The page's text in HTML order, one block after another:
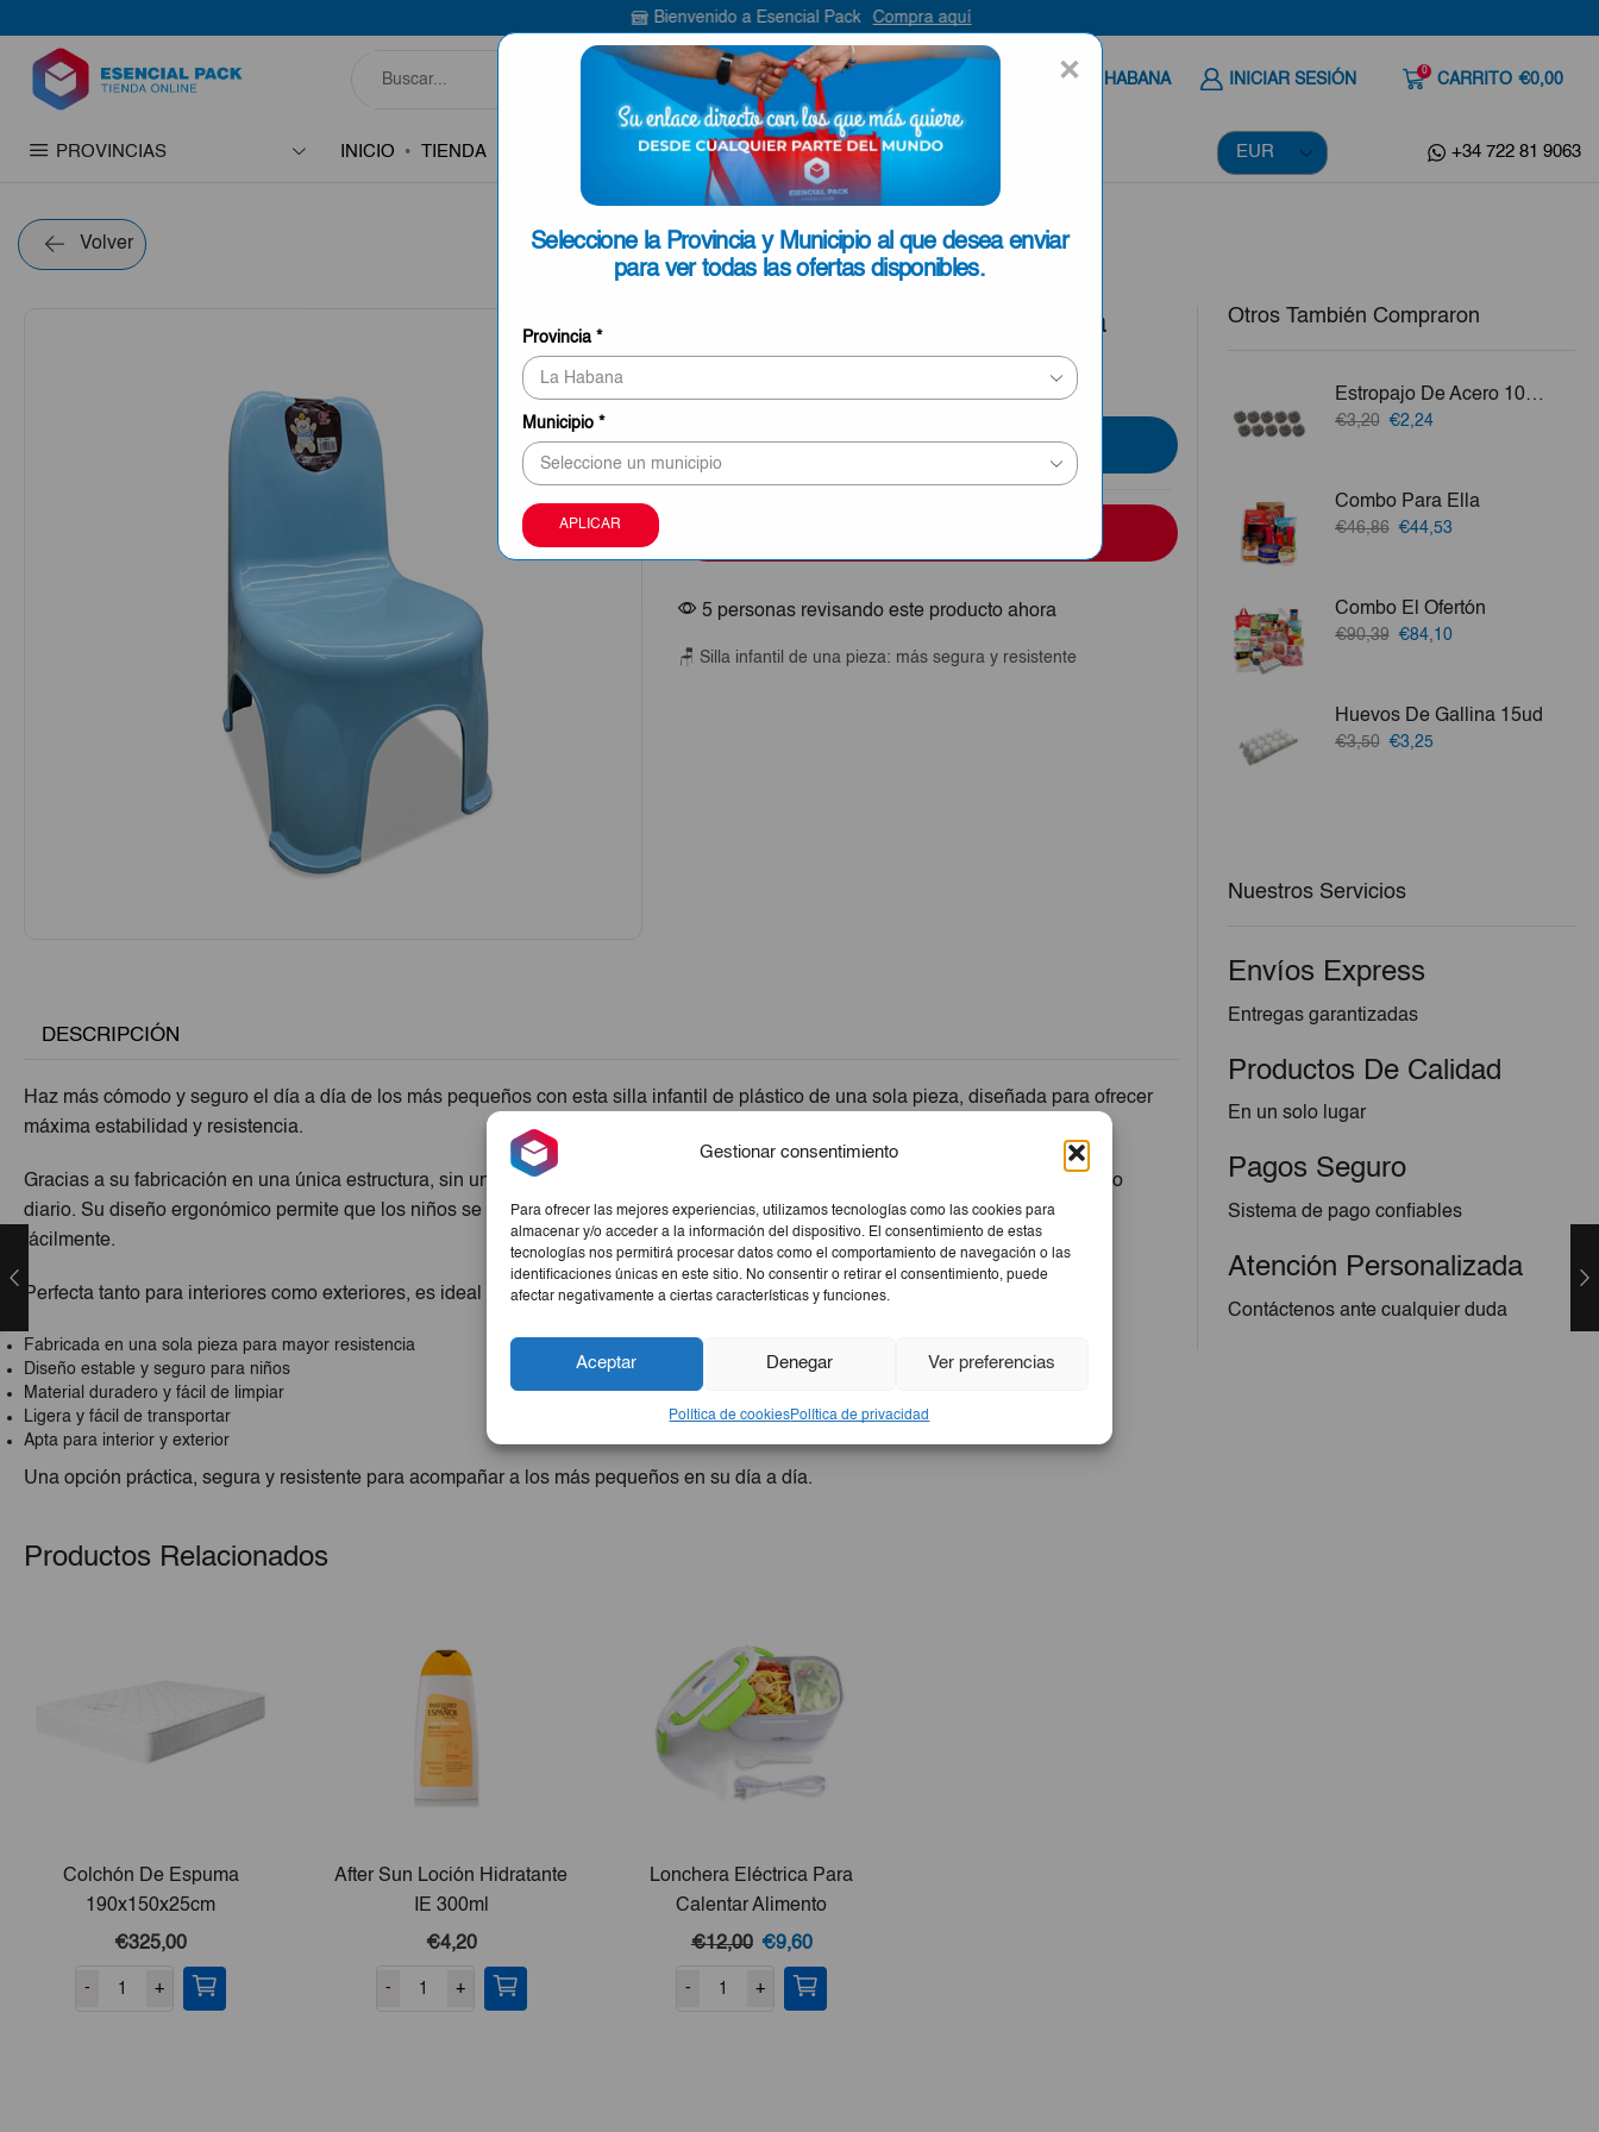
Gestionar consentimiento
Para ofrecer las mejores experiencias, utilizamos tecnologías como las cookies para
almacenar y/o acceder a la información del dispositivo. El consentimiento de estas
tecnologías nos permitirá procesar datos como el comportamiento de navegación o las
identificaciones únicas en este sitio. No consentir o retirar el consentimiento, puede
afectar negativamente a ciertas características y funciones.
Aceptar Denegar Ver preferencias
Política de cookiesPolítica de privacidad
×
Seleccione la Provincia y Municipio al que desea enviar
para ver todas las ofertas disponibles.
Provincia *
Municipio *
APLICAR
Bienvenido a Esencial Pack Compra aquí
SEARCH
INPUT
ENVIAR A LA HABANA INICIAR SESIÓN 0 CARRITO €0,00
PROVINCIAS INICIO TIENDA +34 722 81 9063
Volver
Silla Infantil Plástica de Una Pieza
Resistente
€6,50
Infantil
Plástica
cantidad
Añadir Al Carrito
O
5 personas revisando este producto ahora
🪑 Silla infantil de una pieza: más segura y resistente
DESCRIPCIÓN
Haz más cómodo y seguro el día a día de los más pequeños con esta silla infantil de plástico de una sola pieza, diseñada para ofrecer
máxima estabilidad y resistencia.
Gracias a su fabricación en una única estructura, sin uniones ni ensamblajes, proporciona mayor durabilidad y seguridad en el uso
diario. Su diseño ergonómico permite que los niños se sienten con comodidad, mientras que su material ligero facilita moverla
fácilmente.
Perfecta tanto para interiores como exteriores, es ideal para actividades como comer, jugar o dibujar.
Fabricada en una sola pieza para mayor resistencia
Diseño estable y seguro para niños
Material duradero y fácil de limpiar
Ligera y fácil de transportar
Apta para interior y exterior
Una opción práctica, segura y resistente para acompañar a los más pequeños en su día a día.
Productos Relacionados
Colchón De Espuma
190x150x25cm
€325,00
- +
After Sun Loción Hidratante
IE 300ml
€4,20
- +
Lonchera Eléctrica Para
Calentar Alimento
€12,00 El
precio
original
€9,60El
precio
actual
- +
Otros También Compraron
Estropajo De Acero 10ud
€3,20 El
€3,20.
€2,24El
€2,24.
Combo Para Ella
€46,86 El
€46,86.
€44,53El
€44,53.
Combo El Ofertón
€90,39 El
€90,39.
€84,10El
€84,10.
Huevos De Gallina 15ud
€3,50 El
€3,25El
Nuestros Servicios
Envíos Express
Entregas garantizadas
Productos De Calidad
En un solo lugar
Pagos Seguro
Sistema de pago confiables
Atención Personalizada
Contáctenos ante cualquier duda